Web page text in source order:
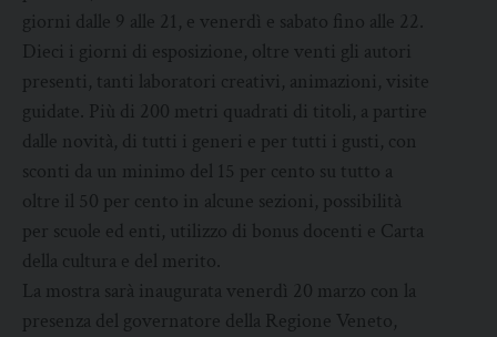
giorni dalle 9 alle 21, e venerdì e sabato fino alle 22.
Dieci i giorni di esposizione, oltre venti gli autori
presenti, tanti laboratori creativi, animazioni, visite
guidate. Più di 200 metri quadrati di titoli, a partire
dalle novità, di tutti i generi e per tutti i gusti, con
sconti da un minimo del 15 per cento su tutto a
oltre il 50 per cento in alcune sezioni, possibilità
per scuole ed enti, utilizzo di bonus docenti e Carta
della cultura e del merito.
La mostra sarà inaugurata venerdì 20 marzo con la
presenza del governatore della Regione Veneto,